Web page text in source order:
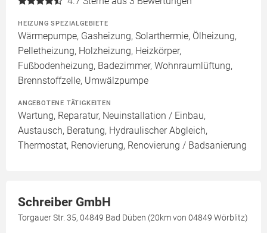
HEIZUNG SPEZIALGEBIETE
Wärmepumpe, Gasheizung, Solarthermie, Ölheizung,
Pelletheizung, Holzheizung, Heizkörper,
Fußbodenheizung, Badezimmer, Wohnraumlüftung,
Brennstoffzelle, Umwälzpumpe
ANGEBOTENE TÄTIGKEITEN
Wartung, Reparatur, Neuinstallation / Einbau,
Austausch, Beratung, Hydraulischer Abgleich,
Thermostat, Renovierung, Renovierung / Badsanierung
Schreiber GmbH
Torgauer Str. 35, 04849 Bad Düben (20km von 04849 Wörblitz)